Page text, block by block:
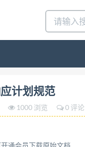
计划规范
1000 浏览 0 评论